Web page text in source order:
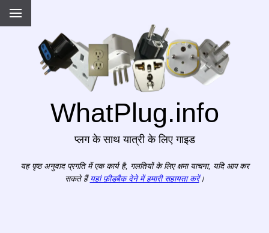
WhatPlug.info
प्लग के साथ यात्री के लिए गाइड
यह पृष्ठ अनुवाद प्रगति में एक कार्य है, गलतियों के लिए क्षमा याचना, यदि आप कर
सकते हैं यहां फ़ीडबैक देने में हमारी सहायता करें।